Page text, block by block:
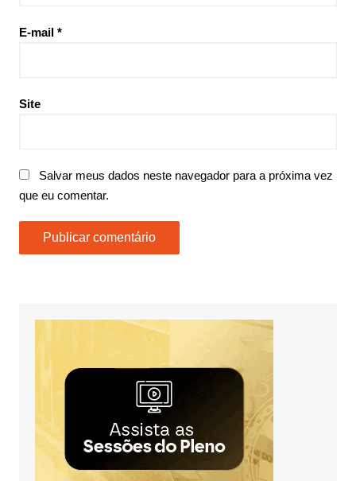
E-mail *
Site
Salvar meus dados neste navegador para a próxima vez
que eu comentar.